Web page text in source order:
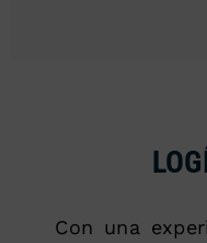
Con una